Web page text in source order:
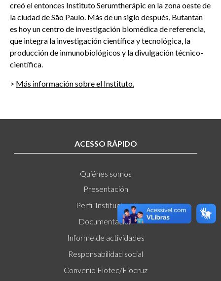
creó el entonces InstitutoSerumtherápic en la zona oeste de
la ciudad de São Paulo. Más de un siglo después, Butantan
es hoy un centro de investigación biomédica de referencia,
que integra la investigación científica y tecnológica, la
producción de inmunobiológicos y la divulgación técnico-
científica.
> Más información sobre el Instituto.
ACESSO RÁPIDO
Quiénes somos
Presentación
Perfil Institucional
Documentación
Informe de actividades
Responsabilidad social
Convenio Fiotec/Fiocruz